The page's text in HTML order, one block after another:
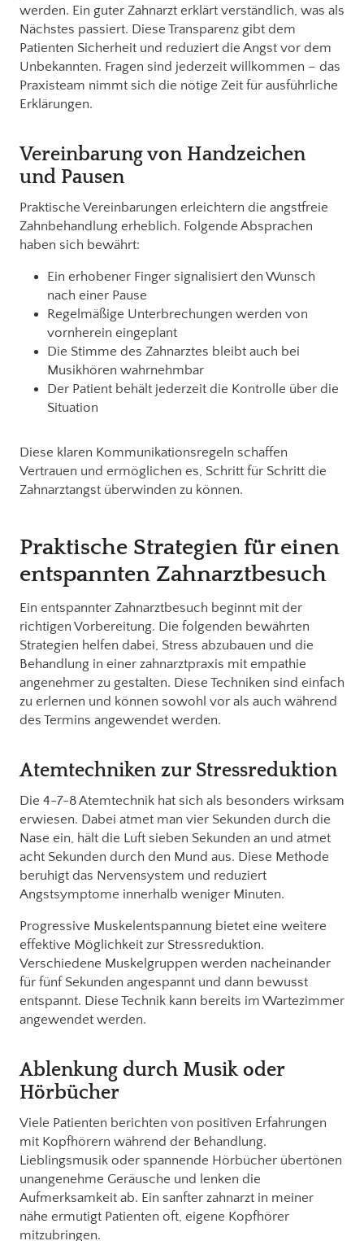
werden. Ein guter Zahnarzt erklärt verständlich, was als
Nächstes passiert. Diese Transparenz gibt dem
Patienten Sicherheit und reduziert die Angst vor dem
Unbekannten. Fragen sind jederzeit willkommen – das
Praxisteam nimmt sich die nötige Zeit für ausführliche
Erklärungen.
Vereinbarung von Handzeichen
und Pausen
Praktische Vereinbarungen erleichtern die angstfreie
Zahnbehandlung erheblich. Folgende Absprachen
haben sich bewährt:
Ein erhobener Finger signalisiert den Wunsch
nach einer Pause
Regelmäßige Unterbrechungen werden von
vornherein eingeplant
Die Stimme des Zahnarztes bleibt auch bei
Musikhören wahrnehmbar
Der Patient behält jederzeit die Kontrolle über die
Situation
Diese klaren Kommunikationsregeln schaffen
Vertrauen und ermöglichen es, Schritt für Schritt die
Zahnarztangst überwinden zu können.
Praktische Strategien für einen
entspannten Zahnarztbesuch
Ein entspannter Zahnarztbesuch beginnt mit der
richtigen Vorbereitung. Die folgenden bewährten
Strategien helfen dabei, Stress abzubauen und die
Behandlung in einer zahnarztpraxis mit empathie
angenehmer zu gestalten. Diese Techniken sind einfach
zu erlernen und können sowohl vor als auch während
des Termins angewendet werden.
Atemtechniken zur Stressreduktion
Die 4-7-8 Atemtechnik hat sich als besonders wirksam
erwiesen. Dabei atmet man vier Sekunden durch die
Nase ein, hält die Luft sieben Sekunden an und atmet
acht Sekunden durch den Mund aus. Diese Methode
beruhigt das Nervensystem und reduziert
Angstsymptome innerhalb weniger Minuten.
Progressive Muskelentspannung bietet eine weitere
effektive Möglichkeit zur Stressreduktion.
Verschiedene Muskelgruppen werden nacheinander
für fünf Sekunden angespannt und dann bewusst
entspannt. Diese Technik kann bereits im Wartezimmer
angewendet werden.
Ablenkung durch Musik oder
Hörbücher
Viele Patienten berichten von positiven Erfahrungen
mit Kopfhörern während der Behandlung.
Lieblingsmusik oder spannende Hörbücher übertönen
unangenehme Geräusche und lenken die
Aufmerksamkeit ab. Ein sanfter zahnarzt in meiner
nähe ermutigt Patienten oft, eigene Kopfhörer
mitzubringen.